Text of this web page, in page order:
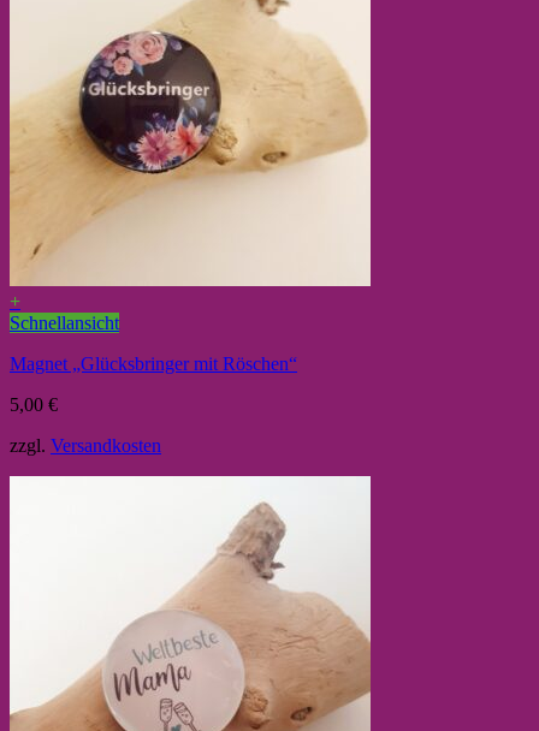
+
Schnellansicht
Magnet „Glücksbringer mit Röschen“
5,00 €
zzgl. Versandkosten